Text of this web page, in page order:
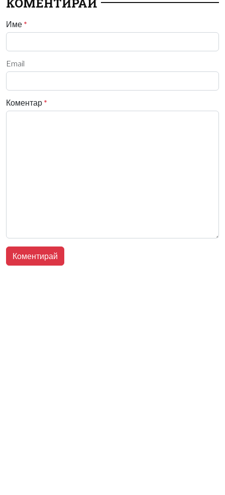
Име *
Email
Коментар *